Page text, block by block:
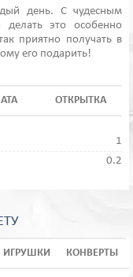
день. С чудесным
это особенно
приятно получать в
его подарить!
ОТКРЫТКА
1
0.2
ИГРУШКИ КОНВЕРТЫ